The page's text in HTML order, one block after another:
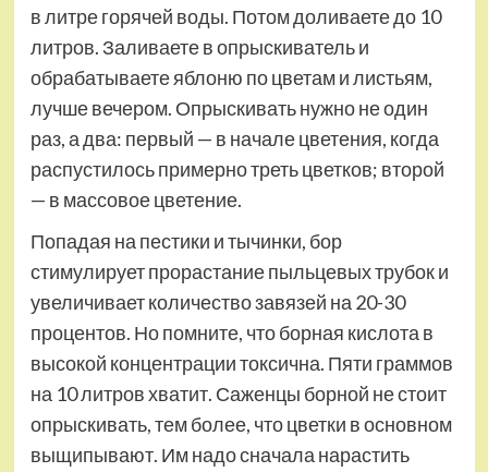
в литре горячей воды. Потом доливаете до 10
литров. Заливаете в опрыскиватель и
обрабатываете яблоню по цветам и листьям,
лучше вечером. Опрыскивать нужно не один
раз, а два: первый — в начале цветения, когда
распустилось примерно треть цветков; второй
— в массовое цветение.
Попадая на пестики и тычинки, бор
стимулирует прорастание пыльцевых трубок и
увеличивает количество завязей на 20-30
процентов. Но помните, что борная кислота в
высокой концентрации токсична. Пяти граммов
на 10 литров хватит. Саженцы борной не стоит
опрыскивать, тем более, что цветки в основном
выщипывают. Им надо сначала нарастить